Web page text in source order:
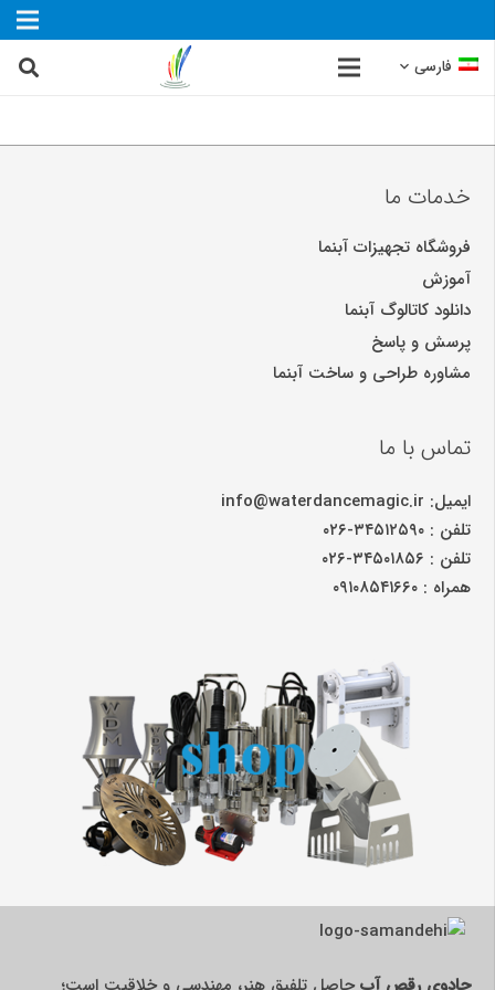
فارسی
خدمات ما
فروشگاه تجهیزات آبنما
آموزش
دانلود کاتالوگ آبنما
پرسش و پاسخ
مشاوره طراحی و ساخت آبنما
تماس با ما
ایمیل: info@waterdancemagic.ir
تلفن : ۳۴۵۱۲۵۹۰-۰۲۶
تلفن : ۳۴۵۰۱۸۵۶-۰۲۶
همراه : ۰۹۱۰۸۵۴۱۶۶۰